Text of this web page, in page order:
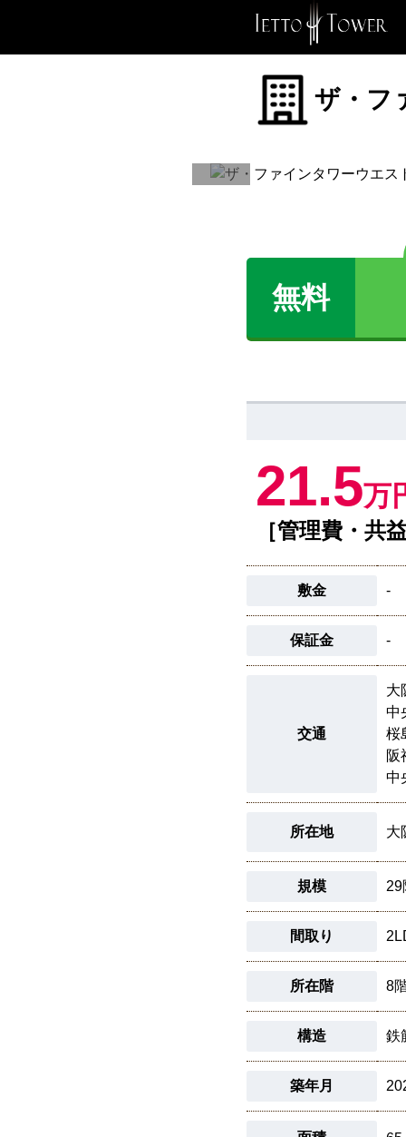
ザ・フ
無料
21.5万
［管理費・共
敷金 -
保証金 -
交通
大
中
桜
阪
中
所在地 大
規模 29
間取り
所在階 8
構造 鉄
築年月